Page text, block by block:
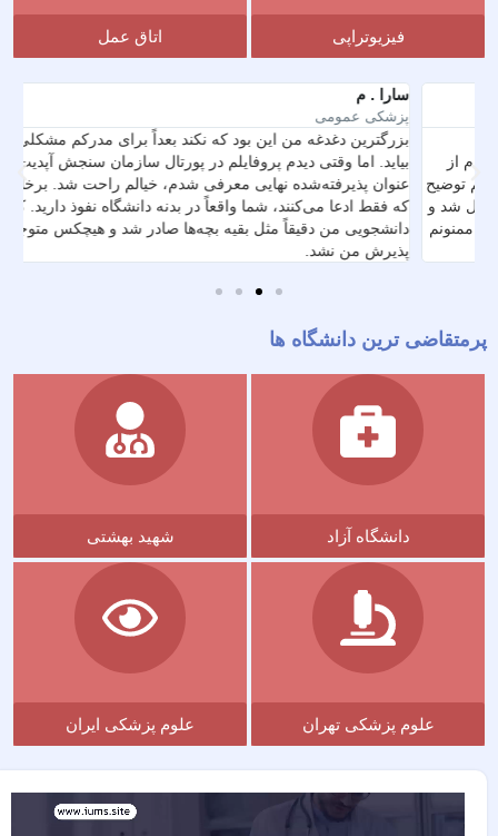
فیزیوتراپی اتاق عمل
دغدغه من این بود که نکند بعداً برای مدرکم مشکلی پیش
اما وقتی دیدم پروفایلم در پورتال سازمان سنجش آپدیت شد و به
پذیرفته‌شده نهایی معرفی شدم، خیالم راحت شد. برخلاف بقیه
فقط ادعا می‌کنند، شما واقعاً در بدنه دانشگاه نفوذ دارید. کارت
من دقیقاً مثل بقیه بچه‌ها صادر شد و هیچکس متوجه تفاوت
من نشد.
به
است
ترین دانشگاه ها
دانشگاه آزاد شهید بهشتی
علوم پزشکی تهران علوم پزشکی ایران